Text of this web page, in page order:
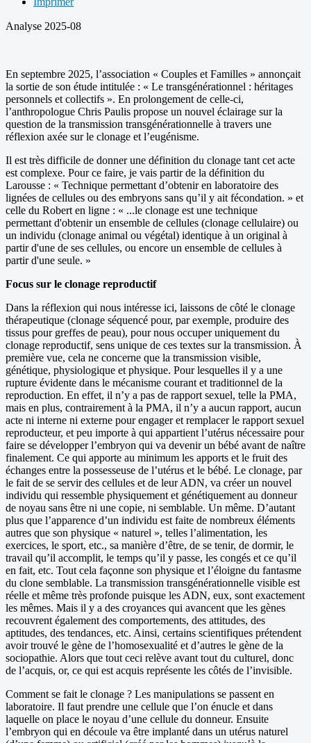
Analyse 2025-08
En septembre 2025, l’association « Couples et Familles » annonçait
la sortie de son étude intitulée : « Le transgénérationnel : héritages
personnels et collectifs ». En prolongement de celle-ci,
l’anthropologue Chris Paulis propose un nouvel éclairage sur la
question de la transmission transgénérationnelle à travers une
réflexion axée sur le clonage et l’eugénisme.
Il est très difficile de donner une définition du clonage tant cet acte
est complexe. Pour ce faire, je vais partir de la définition du
Larousse : « Technique permettant d’obtenir en laboratoire des
lignées de cellules ou des embryons sans qu’il y ait fécondation. » et
celle du Robert en ligne : « ...le clonage est une technique
permettant d'obtenir un ensemble de cellules (clonage cellulaire) ou
un individu (clonage animal ou végétal) identique à un original à
partir d'une de ses cellules, ou encore un ensemble de cellules à
partir d'une seule. »
Focus sur le clonage reproductif
Dans la réflexion qui nous intéresse ici, laissons de côté le clonage
thérapeutique (clonage séquencé pour, par exemple, produire des
tissus pour greffes de peau), pour nous occuper uniquement du
clonage reproductif, sens unique de ces textes sur la transmission. À
première vue, cela ne concerne que la transmission visible,
génétique, physiologique et physique. Pour lesquelles il y a une
rupture évidente dans le mécanisme courant et traditionnel de la
reproduction. En effet, il n’y a pas de rapport sexuel, telle la PMA,
mais en plus, contrairement à la PMA, il n’y a aucun rapport, aucun
acte ni interne ni externe pour engager et remplacer le rapport sexuel
reproducteur, et peu importe à qui appartient l’utérus nécessaire pour
faire se développer l’embryon qui va devenir un bébé avant de naître
finalement. Ce qui apporte au minimum les apports et le fruit des
échanges entre la possesseuse de l’utérus et le bébé. Le clonage, par
le fait de se servir des cellules et de leur ADN, va créer un nouvel
individu qui ressemble physiquement et génétiquement au donneur
de noyau sans être ni une copie, ni semblable. Un même. D’autant
plus que l’apparence d’un individu est faite de nombreux éléments
autres que son physique « naturel », telles l’alimentation, les
exercices, le sport, etc., sa manière d’être, de se tenir, de dormir, le
travail qu’il accomplit, le temps qu’il y passe, les congés et ce qu’il
en fait, etc. Tout cela façonne son physique et l’éloigne du fantasme
du clone semblable. La transmission transgénérationnelle visible est
réelle et même très profonde puisque les ADN, eux, sont exactement
les mêmes. Mais il y a des croyances qui avancent que les gènes
recouvrent également des comportements, des attitudes, des
aptitudes, des tendances, etc. Ainsi, certains scientifiques prétendent
avoir trouvé le gène de l’homosexualité et d’autres le gène de la
sociopathie. Alors que tout ceci relève avant tout du culturel, donc
de l’acquis, or, ce qui est acquis représente les côtés de l’invisible.
Comment se fait le clonage ? Les manipulations se passent en
laboratoire. Il faut prendre une cellule que l’on énucle et dans
laquelle on place le noyau d’une cellule du donneur. Ensuite
l’embryon qui en découle va être implanté dans un utérus naturel